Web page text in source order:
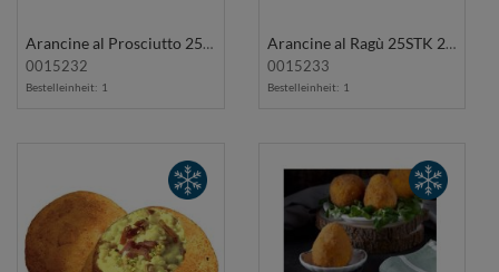
Arancine al Prosciutto 25Stk 2,5Kg SUARE
0015232
Bestelleinheit: 1
Arancine al Ragù 25STK 2,5Kg SUARE
0015233
Bestelleinheit: 1